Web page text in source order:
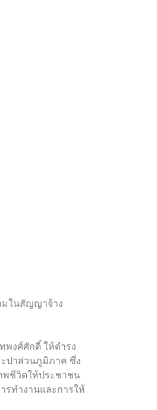
มในสัญญาจ้าง
พงศ์ศักดิ์ ให้ดำรง
ะปาส่วนภูมิภาค ซึ่ง
พชีวิตให้ประชาชน
รทำงานและการให้